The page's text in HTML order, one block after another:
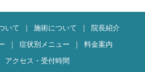
いて 施術について
院長紹介
症状別メニュー
料金案内
アクセス・受付時間